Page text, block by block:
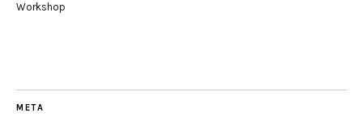
Workshop
META